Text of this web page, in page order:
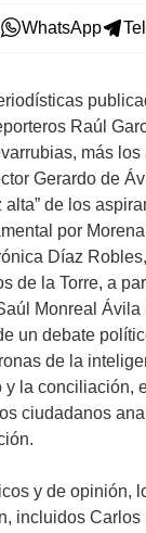
WhatsApp
Raúl
más
Gerardo de
de los
por
Díaz
de la Torre, a
Monreal Ávila
un debate
de la
la conciliación,
ciudadanos
y de opinión,
incluidos